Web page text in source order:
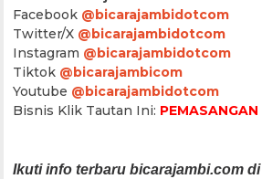
Facebook @bicarajambidotcom
Twitter/X @bicarajambidotcom
Instagram @bicarajambidotcom
Tiktok @bicarajambicom
Youtube @bicarajambidotcom
Bisnis Klik Tautan Ini: PEMASANGAN
Ikuti info terbaru bicarajambi.com di